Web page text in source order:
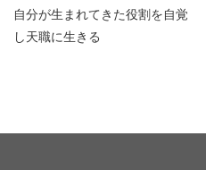
自分が生まれてきた役割を自覚
し天職に生きる